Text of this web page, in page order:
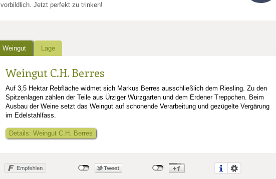
vorbildlich. Jetzt perfekt zu trinken!
Weingut Lage
Weingut C.H. Berres
Auf 3,5 Hektar Rebfläche widmet sich Markus Berres ausschließlich dem Riesling. Zu den
Spitzenlagen zählen der Teile aus Ürziger Würzgarten und dem Erdener Treppchen. Beim
Ausbau der Weine setzt das Weingut auf schonende Verarbeitung und gezügelte Vergärung
im Edelstahlfass.
Details: Weingut C.H. Berres